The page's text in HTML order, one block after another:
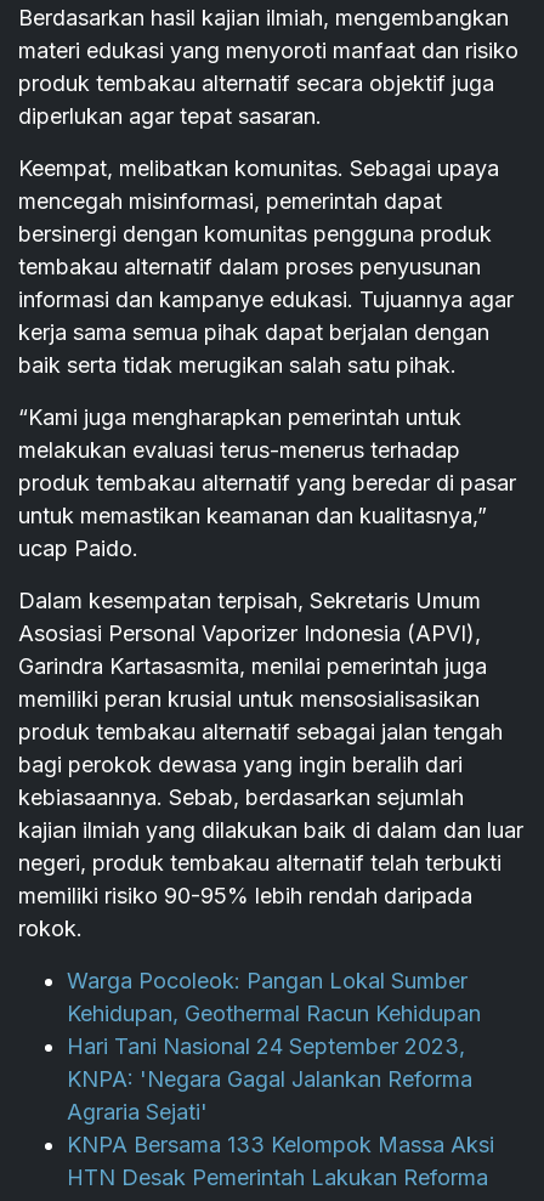
Berdasarkan hasil kajian ilmiah, mengembangkan
materi edukasi yang menyoroti manfaat dan risiko
produk tembakau alternatif secara objektif juga
diperlukan agar tepat sasaran.
Keempat, melibatkan komunitas. Sebagai upaya
mencegah misinformasi, pemerintah dapat
bersinergi dengan komunitas pengguna produk
tembakau alternatif dalam proses penyusunan
informasi dan kampanye edukasi. Tujuannya agar
kerja sama semua pihak dapat berjalan dengan
baik serta tidak merugikan salah satu pihak.
“Kami juga mengharapkan pemerintah untuk
melakukan evaluasi terus-menerus terhadap
produk tembakau alternatif yang beredar di pasar
untuk memastikan keamanan dan kualitasnya,”
ucap Paido.
Dalam kesempatan terpisah, Sekretaris Umum
Asosiasi Personal Vaporizer Indonesia (APVI),
Garindra Kartasasmita, menilai pemerintah juga
memiliki peran krusial untuk mensosialisasikan
produk tembakau alternatif sebagai jalan tengah
bagi perokok dewasa yang ingin beralih dari
kebiasaannya. Sebab, berdasarkan sejumlah
kajian ilmiah yang dilakukan baik di dalam dan luar
negeri, produk tembakau alternatif telah terbukti
memiliki risiko 90-95% lebih rendah daripada
rokok.
Warga Pocoleok: Pangan Lokal Sumber
Kehidupan, Geothermal Racun Kehidupan
Hari Tani Nasional 24 September 2023,
KNPA: 'Negara Gagal Jalankan Reforma
Agraria Sejati'
KNPA Bersama 133 Kelompok Massa Aksi
HTN Desak Pemerintah Lakukan Reforma